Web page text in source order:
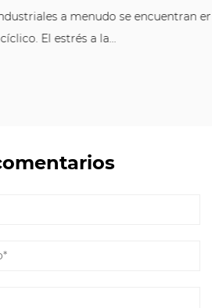
a menudo se encuentran en un
El estrés a la...